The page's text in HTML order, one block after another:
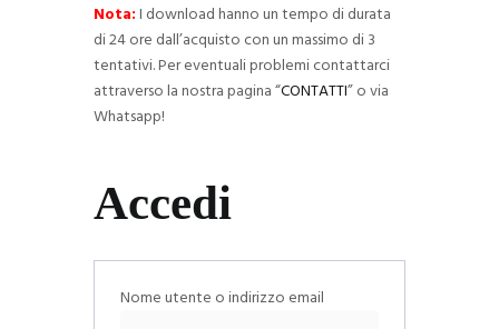
Nota:I download hanno un tempo di durata
di 24 ore dall’acquisto con un massimo di 3
tentativi. Per eventuali problemi contattarci
attraverso la nostra pagina “CONTATTI” o via
Whatsapp!
Accedi
Nome utente o indirizzo email